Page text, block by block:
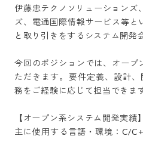
伊藤忠テクノソリューションズ
ズ、電通国際情報サービス等と
と取り引きをするシステム開発
今回のポジションでは、オープ
ただきます。要件定義、設計
務をご経験に応じて担当できま
【オープン系システム開発実績】
主に使用する言語・環境：C/